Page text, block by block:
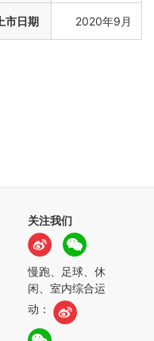
上市日期 2020年9月
关注我们
慢跑、足球、休
闲、室内综合运
动：